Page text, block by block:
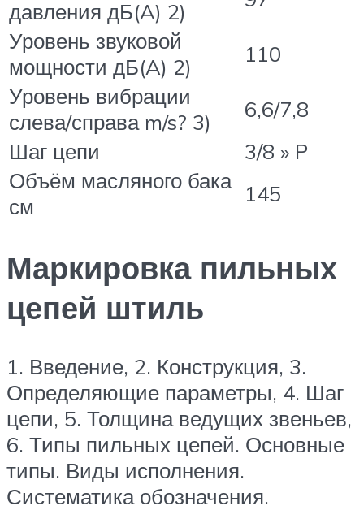
давления дБ(A) 2)
Уровень звуковой
мощности дБ(A) 2)
110
Уровень вибрации
слева/справа m/s? 3)
6,6/7,8
Шаг цепи
3/8 » P
Объём масляного бака
см
145
Маркировка пильных
цепей штиль
1. Введение, 2. Конструкция, 3.
Определяющие параметры, 4. Шаг
цепи, 5. Толщина ведущих звеньев,
6. Типы пильных цепей. Основные
типы. Виды исполнения.
Систематика обозначения.